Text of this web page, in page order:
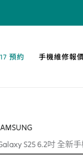
預約 手機維修報
S25 6.2吋 全新